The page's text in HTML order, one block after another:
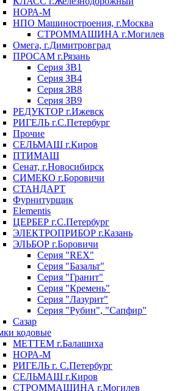
НОРА-М
НПО Машиностроения, г.Москва
СТРОММАШИНА г.Могилев
Омега, г.Димитровград
ПРОСАМ г.Рязань
Серия ЗВ1
Серия ЗВ4
Серия ЗВ8
Серия ЗВ9
РЕДУКТОР г.Ижевск
РИГЕЛЬ г.С.Петербург
Прочие
СЕЛЬМАШ г.Киров
ПТИМАШ
Сенат, г.Новосибирск
СИМЕКО г.Боровичи
СТАНДАРТ
Фурнитурщик
Elementis
ЦЕРБЕР г.С.Петербург
ЭЛЕКТРОПРИБОР г.Казань
ЭЛЬБОР г.Боровичи
Серия "REX"
Серия "Базальт"
Серия "Гранит"
Серия "Кремень"
Серия "Лазурит"
Серия "Рубин", "Сапфир"
Сазар
кодовые
МЕТТЕМ г.Балашиха
НОРА-М
РИГЕЛЬ г. С.Петербург
СЕЛЬМАШ г.Киров
СТРОММАШИНА г.Могилев